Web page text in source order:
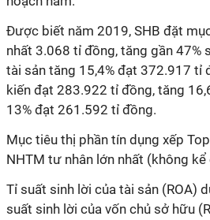
Được biết năm 2019, SHB đặt
nhất 3.068 tỉ đồng, tăng gần 47%
tài sản tăng 15,4% đạt 372.917 tỉ
kiến đạt 283.922 tỉ đồng, tăng
13% đạt 261.592 tỉ đồng.
Mục tiêu thị phần tín dụng xếp
NHTM tư nhân lớn nhất (không
Tỉ suất sinh lời của tài sản (ROA)
suất sinh lời của vốn chủ sở hữu